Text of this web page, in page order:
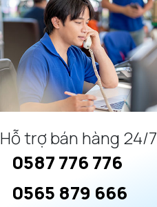
Hỗ trợ bán hàng 24/7
0587 776 776
0565 879 666